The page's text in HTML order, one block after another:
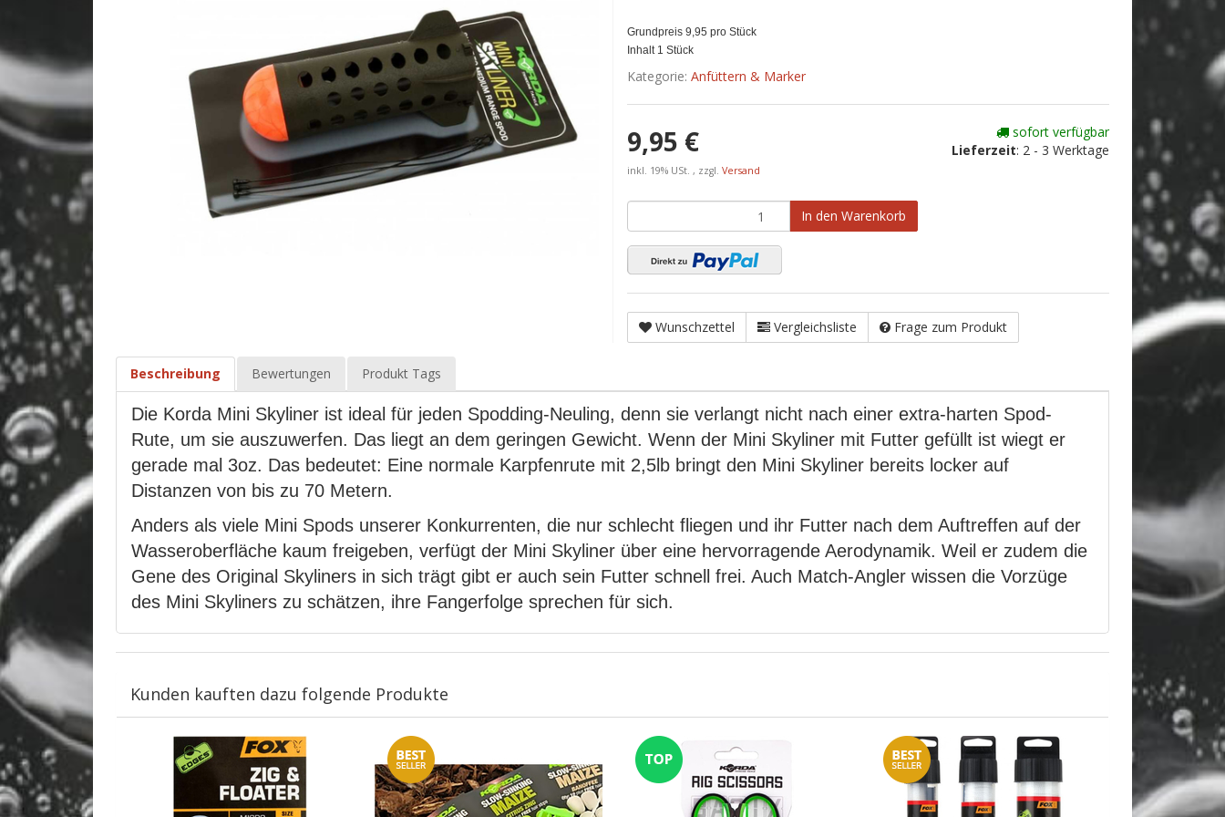
Grundpreis 9,95 pro Stück
Inhalt 1 Stück
Kategorie: Anfüttern & Marker
9,95 €
inkl. 19% USt. , zzgl. Versand
sofort verfügbar
Lieferzeit: 2 - 3 Werktage
In den Warenkorb
Wunschzettel Vergleichsliste Frage zum Produkt
Beschreibung Bewertungen Produkt Tags
Die Korda Mini Skyliner ist ideal für jeden Spodding-Neuling, denn sie verlangt nicht nach einer extra-harten Spod-
Rute, um sie auszuwerfen. Das liegt an dem geringen Gewicht. Wenn der Mini Skyliner mit Futter gefüllt ist wiegt er
gerade mal 3oz. Das bedeutet: Eine normale Karpfenrute mit 2,5lb bringt den Mini Skyliner bereits locker auf
Distanzen von bis zu 70 Metern.
Anders als viele Mini Spods unserer Konkurrenten, die nur schlecht fliegen und ihr Futter nach dem Auftreffen auf der
Wasseroberfläche kaum freigeben, verfügt der Mini Skyliner über eine hervorragende Aerodynamik. Weil er zudem die
Gene des Original Skyliners in sich trägt gibt er auch sein Futter schnell frei. Auch Match-Angler wissen die Vorzüge
des Mini Skyliners zu schätzen, ihre Fangerfolge sprechen für sich.
Kunden kauften dazu folgende Produkte